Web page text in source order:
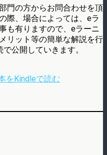
門の方からお問合わせを頂
際、場合によっては、eラ
も有りますので、eラーニ
リット等の簡単な解説を行
公開していきます。
をKindleで読む